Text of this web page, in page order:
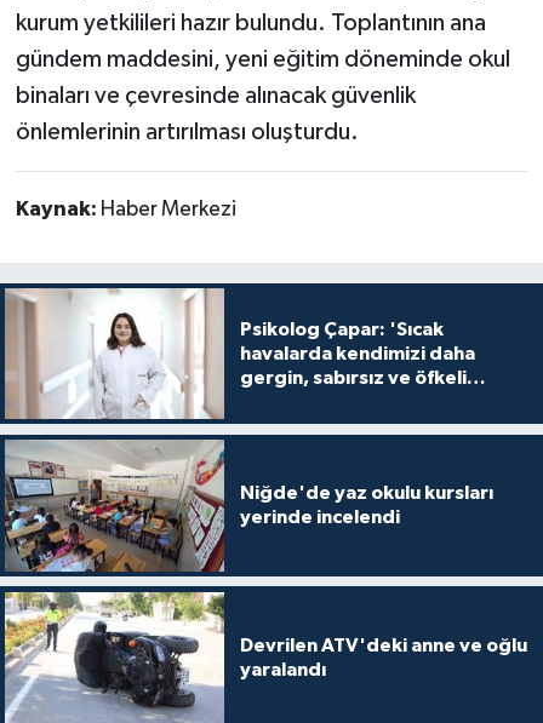
kurum yetkilileri hazır bulundu. Toplantının ana
gündem maddesini, yeni eğitim döneminde okul
binaları ve çevresinde alınacak güvenlik
önlemlerinin artırılması oluşturdu.
Kaynak: Haber Merkezi
Psikolog Çapar: 'Sıcak
havalarda kendimizi daha
gergin, sabırsız ve öfkeli
Niğde'de yaz okulu kursları
yerinde incelendi
Devrilen ATV'deki anne ve oğlu
yaralandı